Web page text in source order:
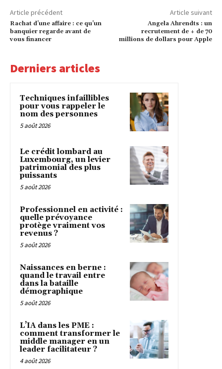
Article précédent
Rachat d’une affaire : ce qu’un
banquier regarde avant de
vous financer
Article suivant
Angela Ahrendts : un
recrutement de + de 70
millions de dollars pour Apple
Derniers articles
Techniques infaillibles
pour vous rappeler le
nom des personnes
5 août 2026
Le crédit lombard au
Luxembourg, un levier
patrimonial des plus
puissants
5 août 2026
Professionnel en activité :
quelle prévoyance
protège vraiment vos
revenus ?
5 août 2026
Naissances en berne :
quand le travail entre
dans la bataille
démographique
5 août 2026
L’IA dans les PME :
comment transformer le
middle manager en un
leader facilitateur ?
4 août 2026